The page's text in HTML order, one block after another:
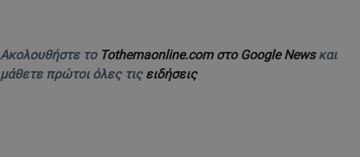
Ακολουθήστε το Tothemaonline.com στο Google Newsκαι
μάθετε πρώτοι όλες τις ειδήσεις